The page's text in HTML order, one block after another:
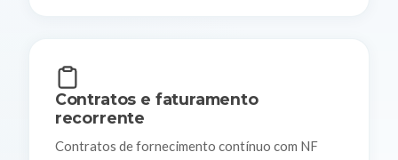
Contratos e faturamento
recorrente
Contratos de fornecimento contínuo com NF